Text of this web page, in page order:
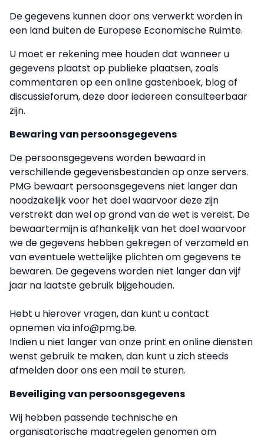
De gegevens kunnen door ons verwerkt worden in
een land buiten de Europese Economische Ruimte.
U moet er rekening mee houden dat wanneer u
gegevens plaatst op publieke plaatsen, zoals
commentaren op een online gastenboek, blog of
discussieforum, deze door iedereen consulteerbaar
zijn.
Bewaring van persoonsgegevens
De persoonsgegevens worden bewaard in
verschillende gegevensbestanden op onze servers.
PMG bewaart persoonsgegevens niet langer dan
noodzakelijk voor het doel waarvoor deze zijn
verstrekt dan wel op grond van de wet is vereist. De
bewaartermijn is afhankelijk van het doel waarvoor
we de gegevens hebben gekregen of verzameld en
van eventuele wettelijke plichten om gegevens te
bewaren. De gegevens worden niet langer dan vijf
jaar na laatste gebruik bijgehouden.
Hebt u hierover vragen, dan kunt u contact
opnemen via info@pmg.be.
Indien u niet langer van onze print en online diensten
wenst gebruik te maken, dan kunt u zich steeds
afmelden door ons een mail te sturen.
Beveiliging van persoonsgegevens
Wij hebben passende technische en
organisatorische maatregelen genomen om